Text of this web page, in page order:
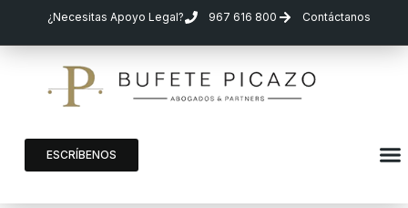
¿Necesitas Apoyo Legal? 967 616 800 Contáctanos
ESCRÍBENOS